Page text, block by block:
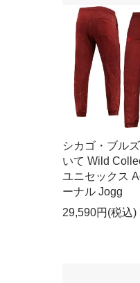
シカゴ・ブル
いて Wild
ユニセックス
ーナル Jogg
29,590円(税込)